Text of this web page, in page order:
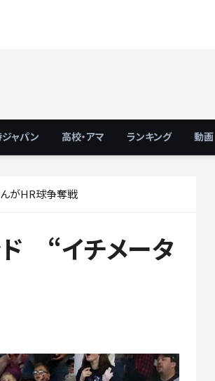
ャパン 高校・アマ ランキング 動画
んがHR球争奪戦
ド “イチメータ